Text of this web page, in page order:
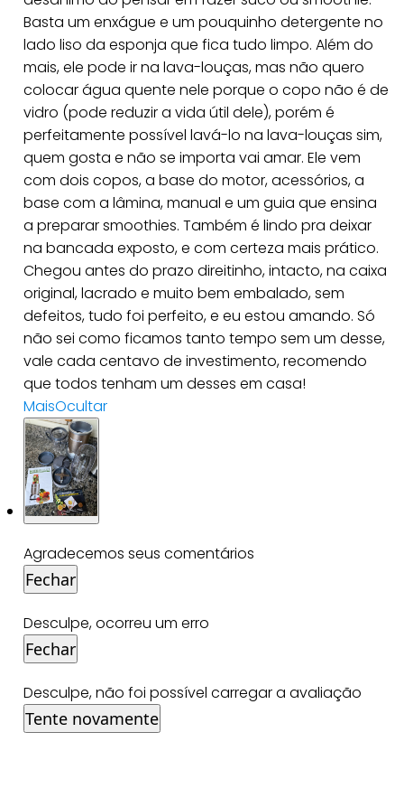
Basta um enxágue e um pouquinho detergente no
lado liso da esponja que fica tudo limpo. Além do
mais, ele pode ir na lava-louças, mas não quero
colocar água quente nele porque o copo não é de
vidro (pode reduzir a vida útil dele), porém é
perfeitamente possível lavá-lo na lava-louças sim,
quem gosta e não se importa vai amar. Ele vem
com dois copos, a base do motor, acessórios, a
base com a lâmina, manual e um guia que ensina
a preparar smoothies. Também é lindo pra deixar
na bancada exposto, e com certeza mais prático.
Chegou antes do prazo direitinho, intacto, na caixa
original, lacrado e muito bem embalado, sem
defeitos, tudo foi perfeito, e eu estou amando. Só
não sei como ficamos tanto tempo sem um desse,
vale cada centavo de investimento, recomendo
que todos tenham um desses em casa!
MaisOcultar
Agradecemos seus comentários
Fechar
Desculpe, ocorreu um erro
Fechar
Desculpe, não foi possível carregar a avaliação
Tente novamente